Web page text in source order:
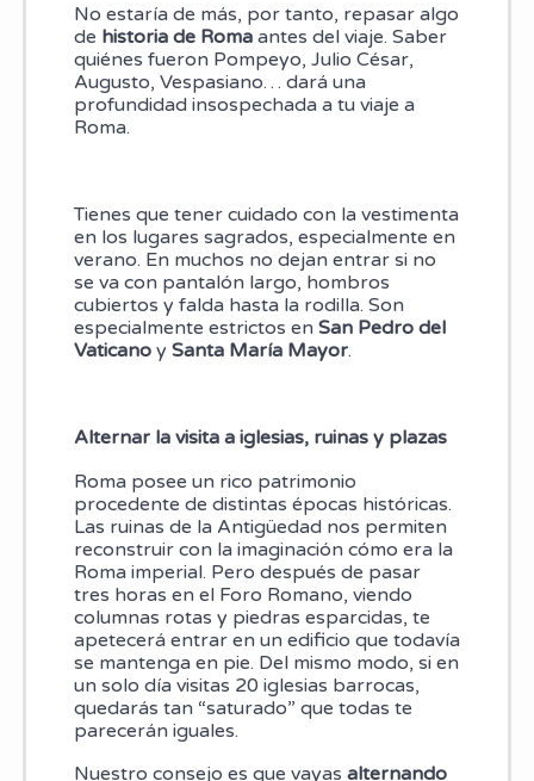
No estaría de más, por tanto, repasar algo
de historia de Romaantes del viaje. Saber
quiénes fueron Pompeyo, Julio César,
Augusto, Vespasiano… dará una
profundidad insospechada a tu viaje a
Roma.
Tienes que tener cuidado con la vestimenta
en los lugares sagrados, especialmente en
verano. En muchos no dejan entrar si no
se va con pantalón largo, hombros
cubiertos y falda hasta la rodilla. Son
especialmente estrictos en San Pedro del
Vaticanoy Santa María Mayor.
Alternar la visita a iglesias, ruinas y plazas
Roma posee un rico patrimonio
procedente de distintas épocas históricas.
Las ruinas de la Antigüedad nos permiten
reconstruir con la imaginación cómo era la
Roma imperial. Pero después de pasar
tres horas en el Foro Romano, viendo
columnas rotas y piedras esparcidas, te
apetecerá entrar en un edificio que todavía
se mantenga en pie. Del mismo modo, si en
un solo día visitas 20 iglesias barrocas,
quedarás tan “saturado” que todas te
parecerán iguales.
Nuestro consejo es que vayas alternando